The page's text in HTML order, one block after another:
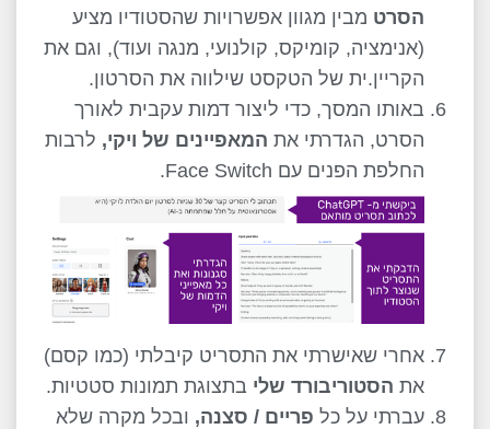
הסרט מבין מגוון אפשרויות שהסטודיו מציע
(אנימציה, קומיקס, קולנועי, מנגה ועוד), וגם את
הקריין.ית של הטקסט שילווה את הסרטון.
באותו המסך, כדי ליצור דמות עקבית לאורך
הסרט, הגדרתי את המאפיינים של ויקי, לרבות
החלפת הפנים עם Face Switch.
אחרי שאישרתי את התסריט קיבלתי (כמו קסם)
את הסטוריבורד שלי בתצוגת תמונות סטטיות.
עברתי על כל פריים / סצנה, ובכל מקרה שלא